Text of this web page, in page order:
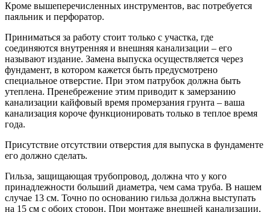
Кроме вышеперечисленных инструментов, вас потребуется
паяльник и перфоратор.
Приниматься за работу стоит только с участка, где
соединяются внутренняя и внешняя канализации – его
называют издание. Замена выпуска осуществляется через
фундамент, в котором кажется быть предусмотрено
специальное отверстие. При этом патрубок должна быть
утеплена. Пренебрежение этим приводит к замерзанию
канализации кайфовый время промерзания грунта – ваша
канализация короче функционировать только в теплое время
года.
Присутствие отсутствии отверстия для выпуска в фундаменте
его должно сделать.
Гильза, защищающая трубопровод, должна что у кого
принадлежности больший диаметра, чем сама труба. В нашем
случае 13 см. Точно по основанию гильза должна выступать
на 15 см с обоих сторон. При монтаже внешней канализации,